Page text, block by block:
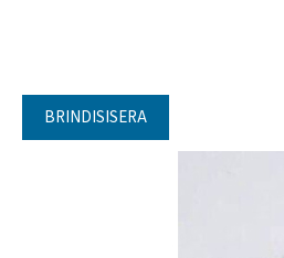
BRINDISISERA